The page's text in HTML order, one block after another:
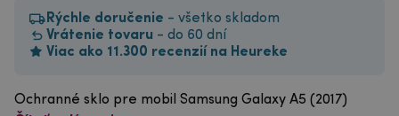
Rýchle doručenie - všetko skladom
Vrátenie tovaru - do 60 dní
Viac ako 11.300 recenzií na Heureke
Ochranné sklo pre mobil Samsung Galaxy A5 (2017)